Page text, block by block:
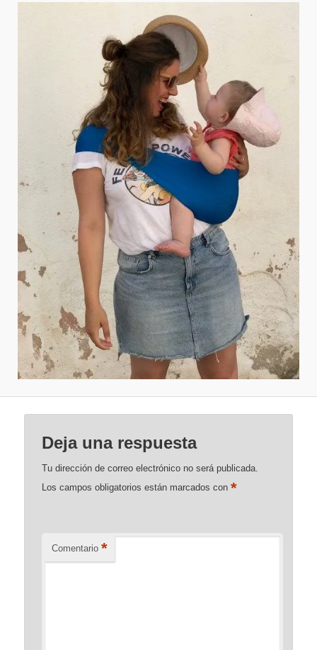
Deja una respuesta
Tu dirección de correo electrónico no será publicada.
Los campos obligatorios están marcados con*
Comentario *